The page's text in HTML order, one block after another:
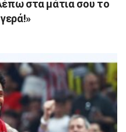
στα μάτια σου το